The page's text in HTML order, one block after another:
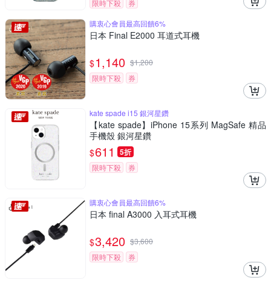
限時下殺
券
購衷心會員最高回饋6%
日本 Final E2000 耳道式耳機
$1,140 $1,200
限時下殺
券
kate spade i15 銀河星鑽
【kate spade】iPhone 15系列 MagSafe 精品
手機殼 銀河星鑽
$611 5折
限時下殺 券
購衷心會員最高回饋6%
日本 final A3000 入耳式耳機
$3,420 $3,600
限時下殺
券